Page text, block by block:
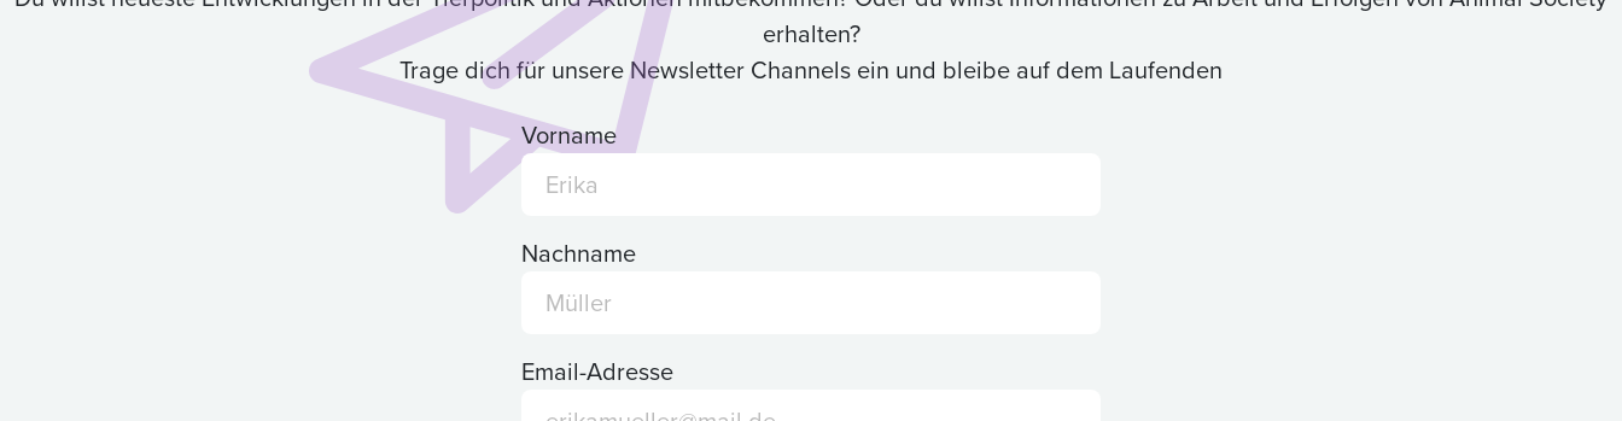
erhalten?
Trage dich für unsere Newsletter Channels ein und bleibe auf dem Laufenden
Vorname
Nachname
Email-Adresse